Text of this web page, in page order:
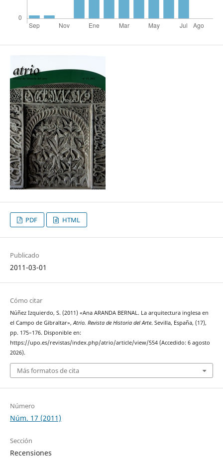
PDF HTML
Publicado
2011-03-01
Cómo citar
Núñez Izquierdo, S. (2011) «Ana ARANDA BERNAL. La arquitectura inglesa en
el Campo de Gibraltar»,Atrio. Revista de Historia del Arte. Sevilla, España, (17),
pp. 175–176. Disponible en:
https://upo.es/revistas/index.php/atrio/article/view/554 (Accedido: 6 agosto
2026).
Más formatos de cita
Número
Núm. 17 (2011)
Sección
Recensiones